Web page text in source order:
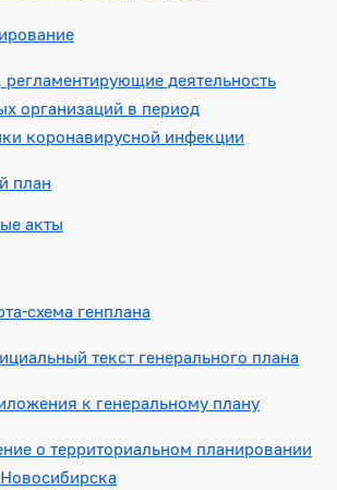
деятельность
организаций в период
коронавирусной инфекции
план
акты
схема генплана
текст генерального плана
к генеральному плану
о территориальном планировании